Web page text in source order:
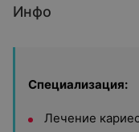
Инфо
Специализация:
Лечение